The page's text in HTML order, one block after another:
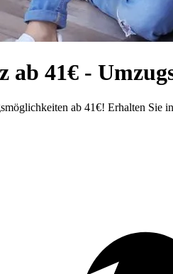
ab 41€ -
ab 41€! Erhalten Sie